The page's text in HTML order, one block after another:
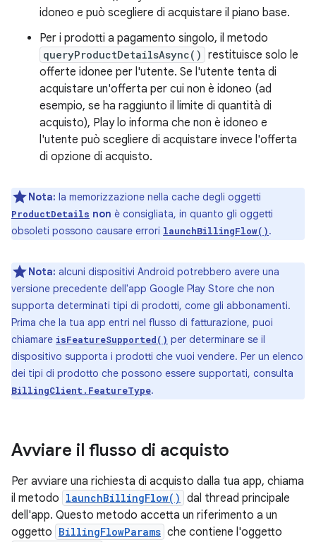
idoneo e può scegliere di acquistare il piano base.
Per i prodotti a pagamento singolo, il metodo
queryProductDetailsAsync() restituisce solo le
offerte idonee per l'utente. Se l'utente tenta di
acquistare un'offerta per cui non è idoneo (ad
esempio, se ha raggiunto il limite di quantità di
acquisto), Play lo informa che non è idoneo e
l'utente può scegliere di acquistare invece l'offerta
di opzione di acquisto.
Nota: la memorizzazione nella cache degli oggetti
ProductDetails non è consigliata, in quanto gli oggetti
obsoleti possono causare errori launchBillingFlow().
Nota: alcuni dispositivi Android potrebbero avere una
versione precedente dell'app Google Play Store che non
supporta determinati tipi di prodotti, come gli abbonamenti.
Prima che la tua app entri nel flusso di fatturazione, puoi
chiamare isFeatureSupported() per determinare se il
dispositivo supporta i prodotti che vuoi vendere. Per un elenco
dei tipi di prodotto che possono essere supportati, consulta
BillingClient.FeatureType.
Avviare il flusso di acquisto
Per avviare una richiesta di acquisto dalla tua app, chiama
il metodo launchBillingFlow() dal thread principale
dell'app. Questo metodo accetta un riferimento a un
oggetto BillingFlowParams che contiene l'oggetto